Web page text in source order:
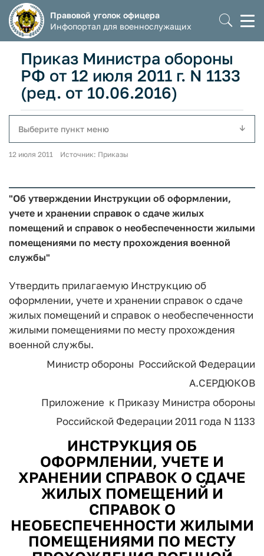
Правовой уголок офицера
Инфопортал для военнослужащих
Приказ Министра обороны
РФ от 12 июля 2011 г. N 1133
(ред. от 10.06.2016)
Выберите пункт меню
12 июля 2011 Источник: Приказы
"Об утверждении Инструкции об оформлении,
учете и хранении справок о сдаче жилых
помещений и справок о необеспеченности жилыми
помещениями по месту прохождения военной
службы"
Утвердить прилагаемую Инструкцию об
оформлении, учете и хранении справок о сдаче
жилых помещений и справок о необеспеченности
жилыми помещениями по месту прохождения
военной службы.
Министр обороны Российской Федерации
А.СЕРДЮКОВ
Приложение к Приказу Министра обороны
Российской Федерации 2011 года N 1133
ИНСТРУКЦИЯ ОБ
ОФОРМЛЕНИИ, УЧЕТЕ И
ХРАНЕНИИ СПРАВОК О СДАЧЕ
ЖИЛЫХ ПОМЕЩЕНИЙ И
СПРАВОК О
НЕОБЕСПЕЧЕННОСТИ ЖИЛЫМИ
ПОМЕЩЕНИЯМИ ПО МЕСТУ